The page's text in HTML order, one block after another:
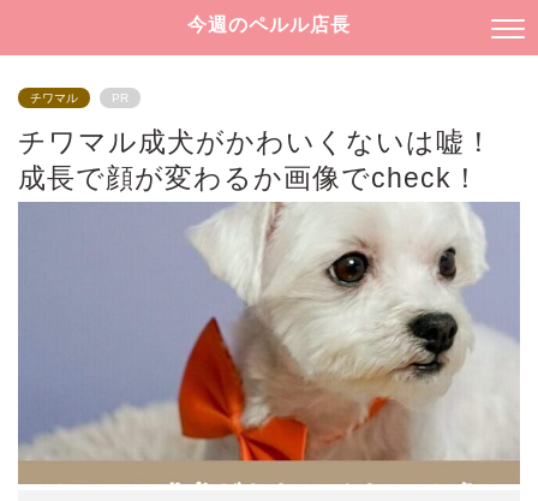
今週のペルル店長
チワマル PR
チワマル成犬がかわいくないは嘘！
成長で顔が変わるか画像でcheck！